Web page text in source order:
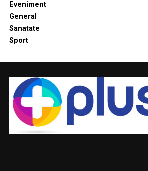
Eveniment
General
Sanatate
Sport